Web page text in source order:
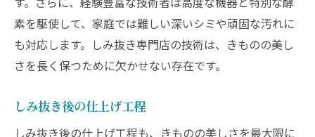
素を駆使して、家庭では難しい深いシミや頑固な汚れに
も対応します。しみ抜き専門店の技術は、きものの美し
さを長く保つために欠かせない存在です。
しみ抜き後の仕上げ工程
しみ抜き後の仕上げ工程も、きものの美しさを最大限に